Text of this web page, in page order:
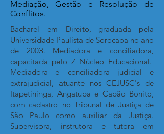
Mediação, Gestão e Resolução de
Conflitos.
Bacharel em Direito, graduada pela
Universidade Paulista de Sorocaba no ano
de 2003. Mediadora e conciliadora,
capacitada pelo Z Núcleo Educacional.
Mediadora e conciliadora judicial e
extrajudicial, atuante nos CEJUSC's de
Itapetininga, Angatuba e Capão Bonito,
com cadastro no Tribunal de Justiça de
São Paulo como auxiliar da Justiça.
Supervisora, instrutora e tutora em